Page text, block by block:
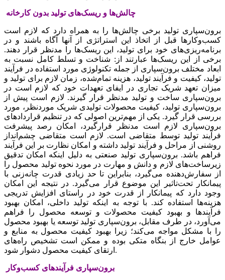
برون‌سپاری تولید برخی‌‌‌ چالش‌‌‌ها را به‌‌‌ همراه دارد که‌‌‌ لازم است‌‌‌
کسب‌وکارها قبل‌‌‌ از اتخاذ این‌‌‌ استراتژی از آنها آگاه باشند و در
برنامه‌‌‌ریزی‌های خود برای تولید، این‌‌‌ ریسک‌‌‌ها را مدنظر قرار دهند.
برخی‌‌‌ از این‌‌‌ ریسک‌‌‌ها عبارتند از: شناخت‌‌‌ و تسلط‌‌‌ کامل‌‌‌ نسبت‌‌‌ به‌‌‌
ابعاد مختلف‌‌‌ برون‌سپاری از جمله‌‌‌ تکنولوژی مورد استفاده در فرآیند
تولید، کیفیت‌‌‌ و فرآیند تولید، هزینه‌‌‌ تمام‌شده، زمان لازم برای تولید و
میزان تعهد شریک‌‌‌ تجاری در ایفای تعهدات خود که‌‌‌ لازم است‌‌‌ در
برون‌سپاری ساخت‌‌‌ و تولید مدنظر قرار گیرند. لازم است‌‌‌ پیش‌‌‌ از
برون‌سپاری تولید، کیفیت‌‌‌ محصولات تولیدی شریک‌‌‌ موردنظر، مورد
بررسی‌‌‌ قرار گیرد. یکی‌‌‌ از مهم‌ترین‌‌‌ اصولی‌‌‌ که‌‌‌ در تنظیم‌‌‌ قراردادهای
برون‌سپاری لازم است‌‌‌ مدنظر قرارگیرد، امکان رصد پیشرفت‌‌‌
فرآیند تولید توسط‌‌‌ متقاضی‌‌‌ است‌‌‌. لازم است‌‌‌ متقاضی‌‌‌ چشم‌‌‌انداز
روشنی‌‌‌ از مراحل‌‌‌ و فرآیند تولید داشته‌‌‌ و امکان نظارت بر این‌‌‌ فرآیند
فراهم‌‌‌ باشد. برون‌سپاری تولید صنعتی‌‌‌ به‌‌‌ دلیل‌‌‌ اینکه‌‌‌ امکان تدقیق‌‌‌
زیرساخت‌‌‌های لازم و دانش‌‌‌ و مهارت در مورد نحوه تولید محصول را
از سفارش‌دهنده می‌گیرد، بنابراین‌‌‌ تا حد زیادی قدرت چانه‌‌‌زنی‌‌‌ با
پیمانکار تحت‌تاثیر این‌‌‌ موضوع قرار می‌گیرد. در نتیجه‌‌‌ این‌‌‌ امکان
وجود دارد که‌‌‌ پیمانکار از قدرت خود در راستای افزایش‌‌‌ تدریجی‌‌‌
هزینه‌‌‌ها استفاده کند. با توجه‌‌‌ به‌‌‌ اینکه‌‌‌ تولید داخلی‌‌‌، امکان بهبود
فرآیندها و بهبود کیفیت‌‌‌ محصولات و توسعه‌‌‌ محصول را فراهم‌‌‌
می‌‌‌آورد، در طرف مقابل‌‌‌، برون‌سپاری تولید توسعه‌‌‌ یا بهبود محصول
را با مشکل‌‌‌ مواجه‌‌‌ می‌کند؛ زیرا بهبود کیفیت‌‌‌ محصول به‌‌‌ منابع‌‌‌ و
عوامل‌‌‌ خارج از بنگاه متکی‌‌‌ بوده و ممکن‌‌‌ است‌‌‌ تشخیص‌‌‌ راه‌های
ارتقای کیفیت‌‌‌ محصول دشوار شود.
برون‌‌‌سپاری فرآیندهای کسب‌وکار